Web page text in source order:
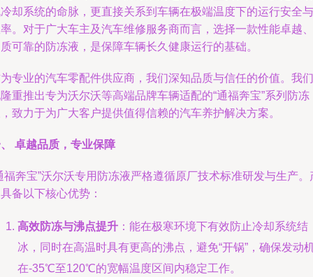
却系统的命脉，更直接关系到车辆在极端温度下的运行安全与
。对于广大车主及汽车维修服务商而言，选择一款性能卓越、
可靠的防冻液，是保障车辆长久健康运行的基础。
专业的汽车零配件供应商，我们深知品质与信任的价值。我们
重推出专为沃尔沃等高端品牌车辆适配的“通福奔宝”系列防冻
致力于为广大客户提供值得信赖的汽车养护解决方案。
卓越品质，专业保障
福奔宝”沃尔沃专用防冻液严格遵循原厂技术标准研发与生产。
备以下核心优势：
高效防冻与沸点提升 ：能在极寒环境下有效防止冷却系统结
冰，同时在高温时具有更高的沸点，避免“开锅”，确保发动
在-35℃至120℃的宽幅温度区间内稳定工作。